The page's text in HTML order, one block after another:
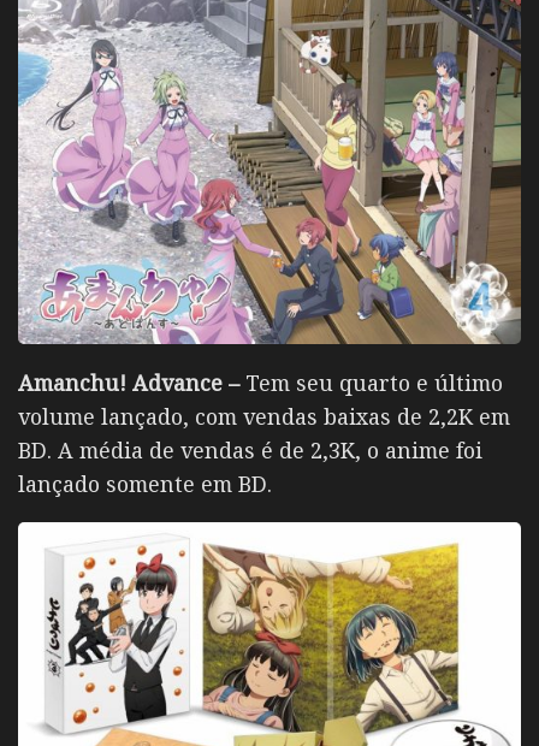
Amanchu! Advance – Tem seu quarto e último
volume lançado, com vendas baixas de 2,2K em
BD. A média de vendas é de 2,3K, o anime foi
lançado somente em BD.